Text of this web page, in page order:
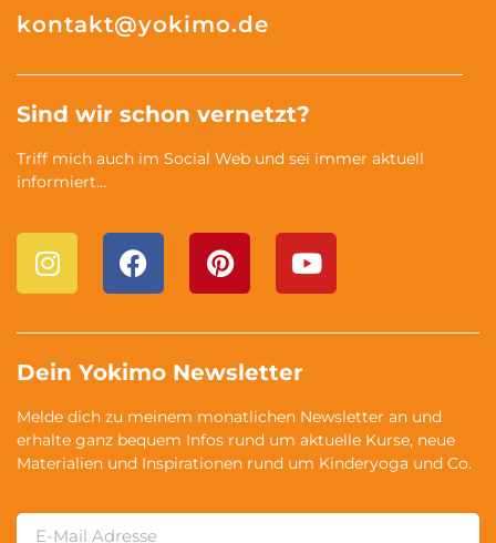
kontakt@yokimo.de
Sind wir schon vernetzt?
Triff mich auch im Social Web und sei immer aktuell
informiert…
Dein Yokimo Newsletter
Melde dich zu meinem monatlichen Newsletter an und
erhalte ganz bequem Infos rund um aktuelle Kurse, neue
Materialien und Inspirationen rund um Kinderyoga und Co.